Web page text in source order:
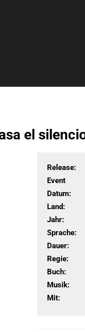
el
Release:
Event
Datum:
Land:
Jahr:
Sprache:
Dauer:
Regie:
Buch:
Musik:
Mit: